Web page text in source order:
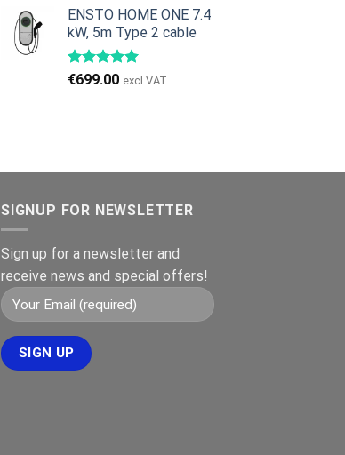
ENSTO HOME ONE 7.4
kW, 5m Type 2 cable
€699.00 excl VAT
SIGNUP FOR NEWSLETTER
Sign up for a newsletter and
receive news and special offers!